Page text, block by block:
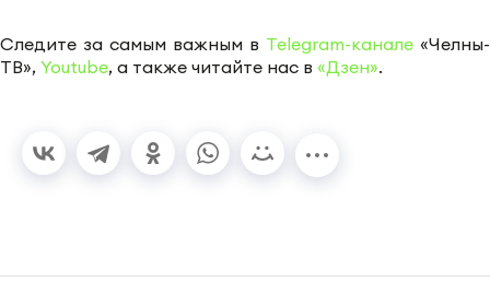
Следите за самым важным в Telegram-канале «Челны-
ТВ», Youtube, а также читайте нас в «Дзен».